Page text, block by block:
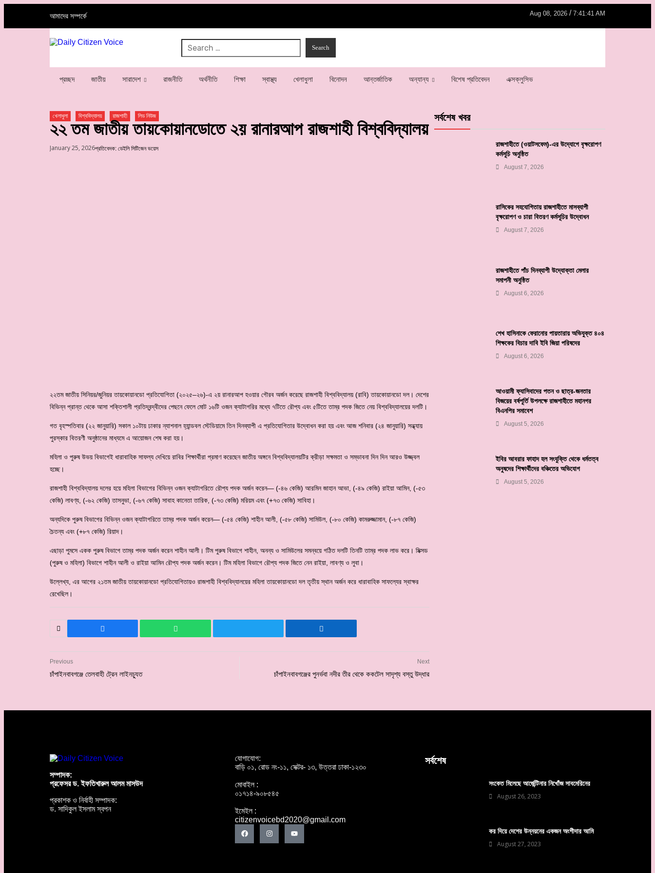
আমাদের সম্পর্কে Aug 08, 2026 / 7:41:41 AM
প্রচ্ছদ জাতীয় সারাদেশ রাজনীতি অর্থনীতি শিক্ষা স্বাস্থ্য খেলাধুলা বিনোদন আন্তর্জাতিক অন্যান্য বিশেষ প্রতিবেদন এক্সক্লুসিভ
খেলাধুলা বিশ্ববিদ্যালয় রাজশাহী লিড নিউজ
২২ তম জাতীয় তায়কোয়ানডোতে ২য় রানারআপ রাজশাহী বিশ্ববিদ্যালয়
January 25, 2026প্রতিবেদক: ডেইলি সিটিজেন ভয়েস
২২তম জাতীয় সিনিয়র/জুনিয়র তায়কোয়ানডো প্রতিযোগিতা (২০২৫–২৬)-এ ২য় রানারআপ হওয়ার গৌরব অর্জন করেছে রাজশাহী বিশ্ববিদ্যালয় (রাবি) তায়কোয়ানডো দল। দেশের
বিভিন্ন প্রান্ত থেকে আসা শক্তিশালী প্রতিদ্বন্দ্বীদের পেছনে ফেলে মোট ১৬টি ওজন ক্যাটাগরির মধ্যে ৭টিতে রৌপ্য এবং ৫টিতে তাম্র পদক জিতে নেয় বিশ্ববিদ্যালয়ের দলটি।
গত বৃহস্পতিবার (২২ জানুয়ারি) সকাল ১০টায় ঢাকার ন্যাশনাল হ্যান্ডবল স্টেডিয়ামে তিন দিনব্যাপী এ প্রতিযোগিতার উদ্বোধন করা হয় এবং আজ শনিবার (২৪ জানুয়ারি) সন্ধ্যায়
পুরস্কার বিতরণী অনুষ্ঠানের মাধ্যমে এ আয়োজন শেষ করা হয়।
মহিলা ও পুরুষ উভয় বিভাগেই ধারাবাহিক সাফল্য দেখিয়ে রাবির শিক্ষার্থীরা প্রমাণ করেছেন জাতীয় অঙ্গনে বিশ্ববিদ্যালয়টির ক্রীড়া সক্ষমতা ও সম্ভাবনা দিন দিন আরও উজ্জ্বল
হচ্ছে।
রাজশাহী বিশ্ববিদ্যালয় দলের হয়ে মহিলা বিভাগের বিভিন্ন ওজন ক্যাটাগরিতে রৌপ্য পদক অর্জন করেন— (-৪৬ কেজি) আরমিন জাহান আভা, (-৪৯ কেজি) রাইয়া আমিন, (-৫৩
কেজি) লাবণ্য, (-৬২ কেজি) তাসনুভা, (-৬৭ কেজি) সাবাহ কানেতা তারিক, (-৭৩ কেজি) মরিয়ম এবং (+৭৩ কেজি) সাবিহা।
অন্যদিকে পুরুষ বিভাগের বিভিন্ন ওজন ক্যাটাগরিতে তাম্র পদক অর্জন করেন— (-৫৪ কেজি) শাহীন আলী, (-৫৮ কেজি) সামিউল, (-৮০ কেজি) কামরুজ্জামান, (-৮৭ কেজি)
চৈতন্য এবং (+৮৭ কেজি) রিয়াদ।
এছাড়া পুমসে একক পুরুষ বিভাগে তাম্র পদক অর্জন করেন শাহীন আলী। টিম পুরুষ বিভাগে শাহীন, অনন্য ও সামিউলের সমন্বয়ে গঠিত দলটি তিনটি তাম্র পদক লাভ করে। মিক্সড
(পুরুষ ও মহিলা) বিভাগে শাহীন আলী ও রাইয়া আমিন রৌপ্য পদক অর্জন করেন। টিম মহিলা বিভাগে রৌপ্য পদক জিতে নেন রাইয়া, লাবণ্য ও লুবা।
উল্লেখ্য, এর আগের ২১তম জাতীয় তায়কোয়ানডো প্রতিযোগিতায়ও রাজশাহী বিশ্ববিদ্যালয়ের মহিলা তায়কোয়ানডো দল তৃতীয় স্থান অর্জন করে ধারাবাহিক সাফল্যের স্বাক্ষর
রেখেছিল।
Previous
চাঁপাইনবাবগঞ্জে তেলবাহী ট্রেন লাইনচ্যুত
Next
চাঁপাইনবাবগঞ্জের পুনর্ভবা নদীর তীর থেকে ককটেল সাদৃশ্য বস্তু উদ্ধার
সর্বশেষ খবর
রাজশাহীতে (ওয়াটসফেম)-এর উদ্যোগে বৃক্ষরোপণ
কর্মসূচি অনুষ্ঠিত
August 7, 2026
রাসিকের সহযোগিতায় রাজশাহীতে মাসব্যাপী
বৃক্ষরোপণ ও চারা বিতরণ কর্মসূচির উদ্বোধন
August 7, 2026
রাজশাহীতে পাঁচ দিনব্যাপী উদ্যোক্তা মেলার
সমাপনী অনুষ্ঠিত
August 6, 2026
শেখ হাসিনাকে ফেরানোর পায়তারায় অভিযুক্ত ৪০৪
শিক্ষকের বিচার দাবি ইবি জিয়া পরিষদের
August 6, 2026
আওয়ামী ফ্যাসিবাদের পতন ও ছাত্র-জনতার
বিজয়ের বর্ষপূর্তি উপলক্ষে রাজশাহীতে মহানগর
বিএনপির সমাবেশ
August 5, 2026
ইবির আবরার ফাহাদ হল সংযুক্তি থেকে ধর্মতত্ব
অনুষদের শিক্ষার্থীদের বঞ্চিতের অভিযোগ
August 5, 2026
সম্পাদক:
প্রফেসর ড. ইফতিখারুল আলম মাসউদ
প্রকাশক ও নির্বাহী সম্পাদক:
ড. সাদিকুল ইসলাম স্বপন
যোগাযোগ:
বাড়ি ০১, রোড নং-১১, সেক্টর- ১৩, উত্তরা ঢাকা-১২৩০
মোবাইল :
০১৭১৪-৯০৮৫৪৫
ইমেইল :
citizenvoicebd2020@gmail.com
সর্বশেষ
সংকেত মিলেছে আর্জেন্টিনার নিখোঁজ সাবমেরিনের
August 26, 2023
কর দিয়ে দেশের উন্নয়নের একজন অংশীদার আমি
August 27, 2023